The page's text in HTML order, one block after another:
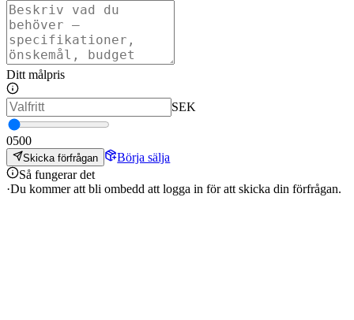
Ditt målpris
SEK
0500
Skicka förfrågan
Börja sälja
Så fungerar det
·Du kommer att bli ombedd att logga in för att skicka din förfrågan.